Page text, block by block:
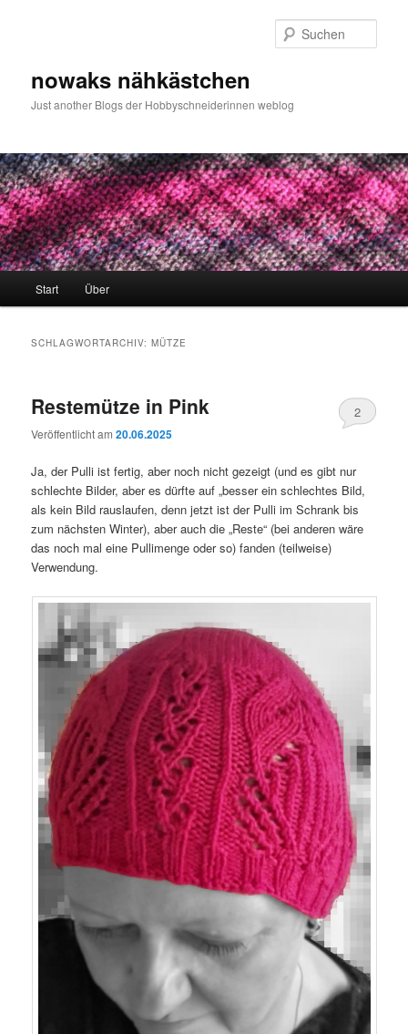
nowaks nähkästchen
Just another Blogs der Hobbyschneiderinnen weblog
Start Über
SCHLAGWORTARCHIV:MÜTZE
Restemütze in Pink
Veröffentlicht am20.06.2025
2
Ja, der Pulli ist fertig, aber noch nicht gezeigt (und es gibt nur
schlechte Bilder, aber es dürfte auf „besser ein schlechtes Bild,
als kein Bild rauslaufen, denn jetzt ist der Pulli im Schrank bis
zum nächsten Winter), aber auch die „Reste“ (bei anderen wäre
das noch mal eine Pullimenge oder so) fanden (teilweise)
Verwendung.